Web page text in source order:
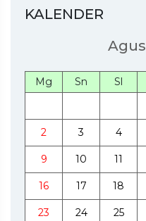
KALENDER
Mg Sn Sl
2 3 4
9 10 11
16 17 18
23 24 25